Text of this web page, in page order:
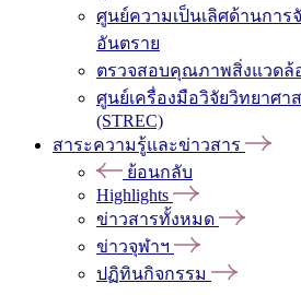
ศูนย์ความเป็นเลิศด้านการ
อันตราย
ตรวจสอบคุณภาพสิ่งแวดล้
ศูนย์เครื่องมือวิจัยวิทยาศา
(STREC)
สาระความรู้และข่าวสาร
ย้อนกลับ
Highlights
ข่าวสารทั้งหมด
ข่าวจุฬาฯ
ปฏิทินกิจกรรม